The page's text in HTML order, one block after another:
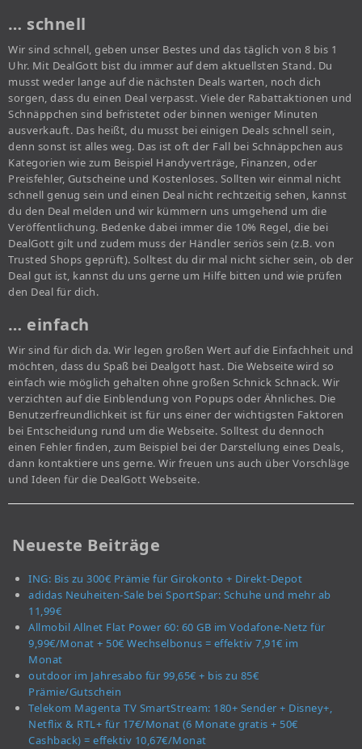
… schnell
Wir sind schnell, geben unser Bestes und das täglich von 8 bis 1
Uhr. Mit DealGott bist du immer auf dem aktuellsten Stand. Du
musst weder lange auf die nächsten Deals warten, noch dich
sorgen, dass du einen Deal verpasst. Viele der Rabattaktionen und
Schnäppchen sind befristetet oder binnen weniger Minuten
ausverkauft. Das heißt, du musst bei einigen Deals schnell sein,
denn sonst ist alles weg. Das ist oft der Fall bei Schnäppchen aus
Kategorien wie zum Beispiel Handyverträge, Finanzen, oder
Preisfehler, Gutscheine und Kostenloses. Sollten wir einmal nicht
schnell genug sein und einen Deal nicht rechtzeitig sehen, kannst
du den Deal melden und wir kümmern uns umgehend um die
Veröffentlichung. Bedenke dabei immer die 10% Regel, die bei
DealGott gilt und zudem muss der Händler seriös sein (z.B. von
Trusted Shops geprüft). Solltest du dir mal nicht sicher sein, ob der
Deal gut ist, kannst du uns gerne um Hilfe bitten und wie prüfen
den Deal für dich.
… einfach
Wir sind für dich da. Wir legen großen Wert auf die Einfachheit und
möchten, dass du Spaß bei Dealgott hast. Die Webseite wird so
einfach wie möglich gehalten ohne großen Schnick Schnack. Wir
verzichten auf die Einblendung von Popups oder Ähnliches. Die
Benutzerfreundlichkeit ist für uns einer der wichtigsten Faktoren
bei Entscheidung rund um die Webseite. Solltest du dennoch
einen Fehler finden, zum Beispiel bei der Darstellung eines Deals,
dann kontaktiere uns gerne. Wir freuen uns auch über Vorschläge
und Ideen für die DealGott Webseite.
Neueste Beiträge
ING: Bis zu 300€ Prämie für Girokonto + Direkt-Depot
adidas Neuheiten-Sale bei SportSpar: Schuhe und mehr ab
11,99€
Allmobil Allnet Flat Power 60: 60 GB im Vodafone-Netz für
9,99€/Monat + 50€ Wechselbonus = effektiv 7,91€ im
Monat
outdoor im Jahresabo für 99,65€ + bis zu 85€
Prämie/Gutschein
Telekom Magenta TV SmartStream: 180+ Sender + Disney+,
Netflix & RTL+ für 17€/Monat (6 Monate gratis + 50€
Cashback) = effektiv 10,67€/Monat